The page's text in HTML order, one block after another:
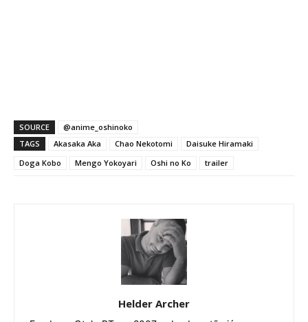
SOURCE
@anime_oshinoko
TAGS
Akasaka Aka Chao Nekotomi
Daisuke Hiramaki
Doga Kobo
Mengo Yokoyari Oshi no Ko trailer
Helder Archer